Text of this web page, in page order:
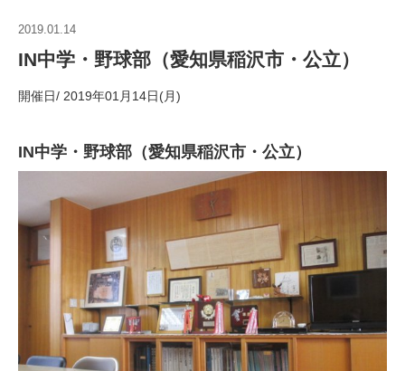
2019.01.14
IN中学・野球部（愛知県稲沢市・公立）
開催日/ 2019年01月14日(月)
IN中学・野球部（愛知県稲沢市・公立）